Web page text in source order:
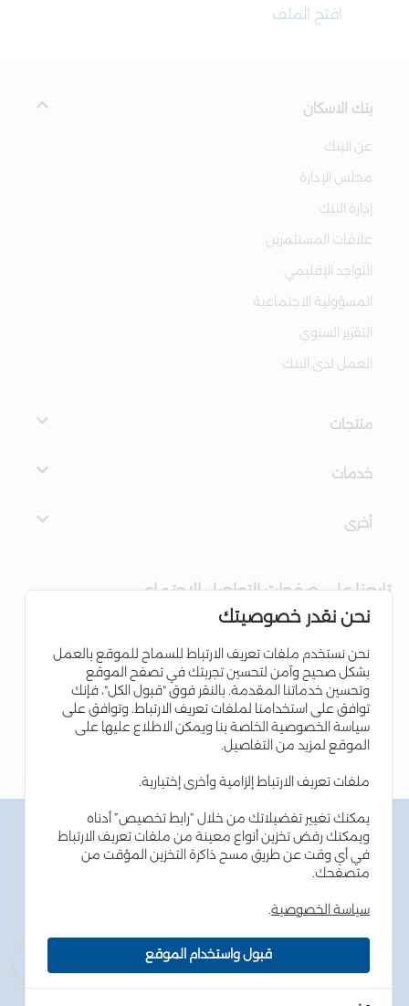
افتح الملف
بنك الاسكان
عن البنك
مجلس الإدارة
إدارة البنك
علاقات المستثمرين
التواجد الإقليمي
المسؤولية الاجتماعية
التقرير السنوي
العمل لدى البنك
منتجات
خدمات
أخرى
تابعنا على صفحات التواصل الاجتماعي
الشروط والاحكام
سياسة الخصوصية
سياسة ملفات تعريف الارتباط
حقوق الطبع والنشر © 2026 بنك الإسكان - جميع الحقوق
محفوظة. طور بواسطةdot.jo
نحن نقدر خصوصيتك
نحن نستخدم ملفات تعريف الارتباط للسماح للموقع بالعمل
بشكل صحيح وآمن لتحسين تجربتك في تصفح الموقع
وتحسين خدماتنا المقدمة. بالنقر فوق "قبول الكل"، فإنك
توافق على استخدامنا لملفات تعريف الارتباط. وتوافق على
سياسة الخصوصية الخاصة بنا ويمكن الاطلاع عليها على
الموقع لمزيد من التفاصيل.
ملفات تعريف الارتباط إلزامية وأخرى إختيارية.
يمكنك تغيير تفضيلاتك من خلال “رابط تخصيص” أدناه
ويمكنك رفض تخزين أنواع معينة من ملفات تعريف الارتباط
في أي وقت عن طريق مسح ذاكرة التخزين المؤقت من
متصفحك.
سياسة الخصوصية.
قبول واستخدام الموقع